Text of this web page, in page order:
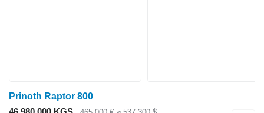
Prinoth Raptor 800